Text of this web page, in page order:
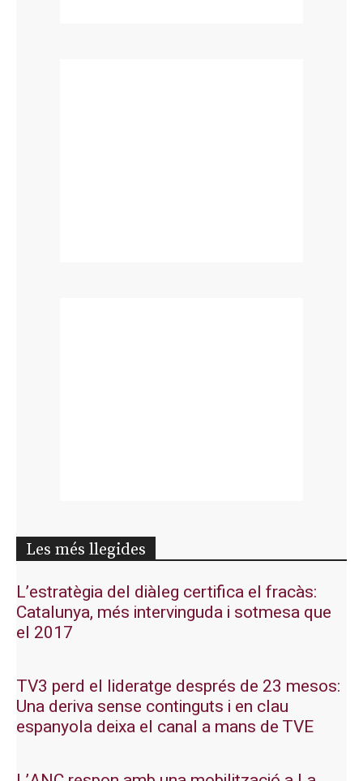
Les més llegides
L’estratègia del diàleg certifica el fracàs:
Catalunya, més intervinguda i sotmesa que
el 2017
TV3 perd el lideratge després de 23 mesos:
Una deriva sense continguts i en clau
espanyola deixa el canal a mans de TVE